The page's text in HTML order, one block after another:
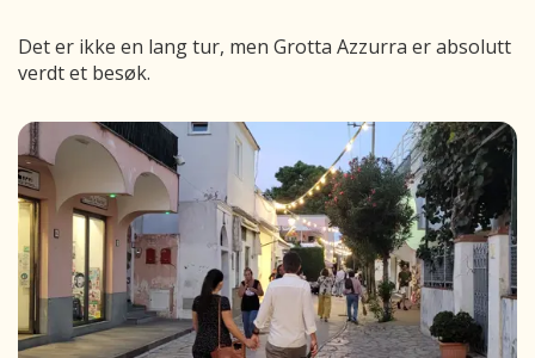
Deter ikke en lang tur, men Grotta Azzurra er absolutt
verdt et besøk.